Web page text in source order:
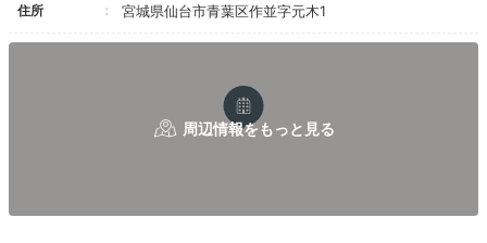
特別室 桜花
客室は本館・西館・東館に。眺めのいい純和室は、温泉
家具が置かれた「浪漫」や、宮城県出身のデザイナーと
考えた「悠月」、和モダンがおしゃれな「桜花」など、
住所 宮城県仙台市青葉区作並字元木1